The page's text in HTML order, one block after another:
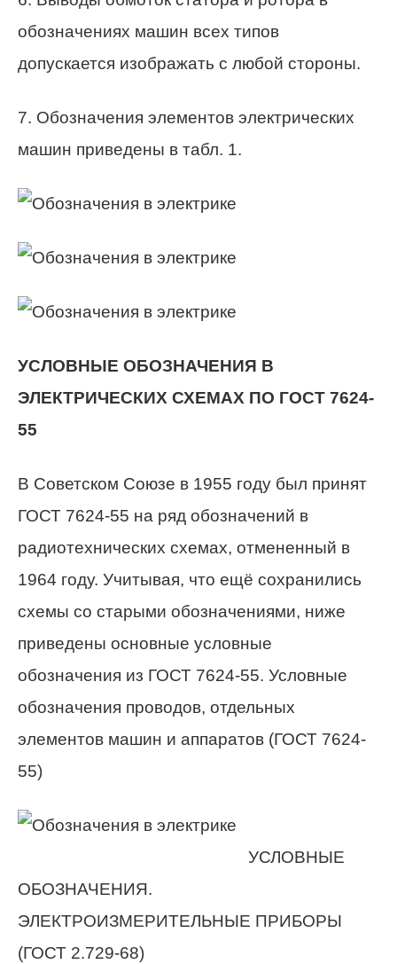
обозначениях машин всех типов
допускается изображать с любой стороны.
7. Обозначения элементов электрических
машин приведены в табл. 1.
УСЛОВНЫЕ ОБОЗНАЧЕНИЯ В
ЭЛЕКТРИЧЕСКИХ СХЕМАХ ПО ГОСТ 7624-
55
В Советском Союзе в 1955 году был принят
ГОСТ 7624-55 на ряд обозначений в
радиотехнических схемах, отмененный в
1964 году. Учитывая, что ещё сохранились
схемы со старыми обозначениями, ниже
приведены основные условные
обозначения из ГОСТ 7624-55. Условные
обозначения проводов, отдельных
элементов машин и аппаратов (ГОСТ 7624-
55)
УСЛОВНЫЕ
ОБОЗНАЧЕНИЯ.
ЭЛЕКТРОИЗМЕРИТЕЛЬНЫЕ ПРИБОРЫ
(ГОСТ 2.729-68)